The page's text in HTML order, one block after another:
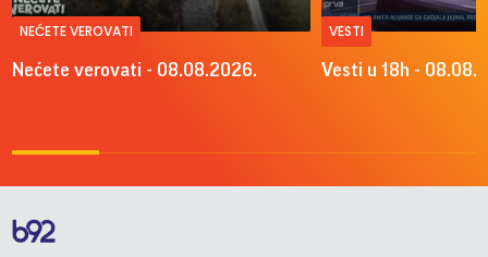
NEĆETE VEROVATI
Nećete verovati - 08.08.2026.
VESTI
Vesti u 18h -